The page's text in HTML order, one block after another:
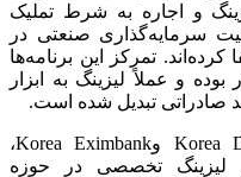
و اجاره به شرط تملیک
سرمایه‌گذاری صنعتی در
تمرکز این برنامه‌ها
و عملاً لیزینگ به ابزار
صادراتی تبدیل شده است.
Korea وKorea Eximbank،
تخصصی در حوزه